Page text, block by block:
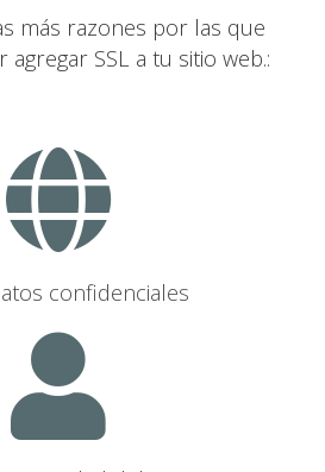
más razones por las que
SSL a tu sitio web.:
confidenciales